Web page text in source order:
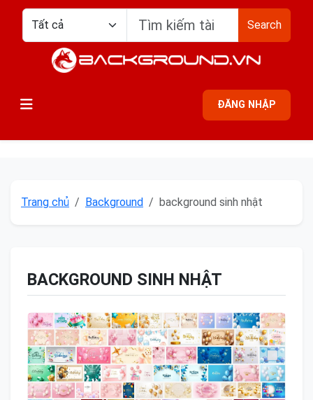
Search
ĐĂNG NHẬP
Trang chủ Background background sinh nhật
BACKGROUND SINH NHẬT